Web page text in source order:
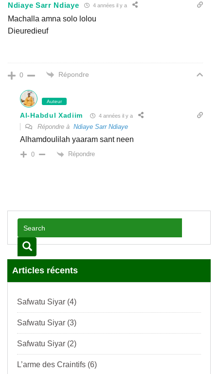
Ndiaye Sarr Ndiaye 4 années il y a
Machalla amna solo lolou
Dieuredieuf
0 Répondre
Auteur
Al-Habdul Xadiim 4 années il y a
Répondre à Ndiaye Sarr Ndiaye
Alhamdoulilah yaaram sant neen
0 Répondre
Articles récents
Safwatu Siyar (4)
Safwatu Siyar (3)
Safwatu Siyar (2)
L’arme des Craintifs (6)